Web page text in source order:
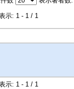
示: 1 - 1 / 1
示: 1 - 1 / 1